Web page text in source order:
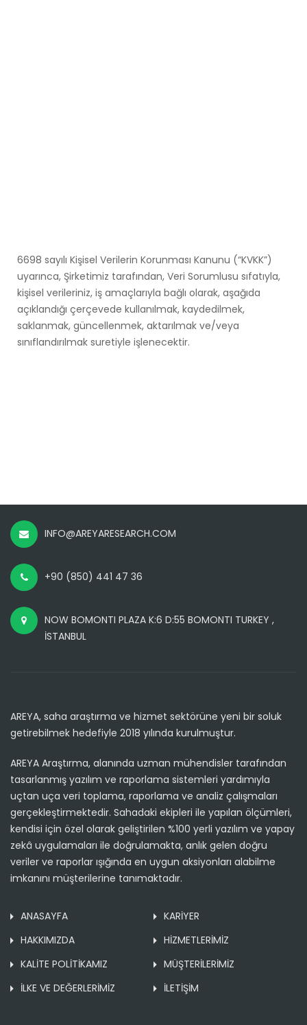
6698 sayılı Kişisel Verilerin Korunması Kanunu (“KVKK”)
uyarınca, Şirketimiz tarafından, Veri Sorumlusu sıfatıyla,
kişisel verileriniz, iş amaçlarıyla bağlı olarak, aşağıda
açıklandığı çerçevede kullanılmak, kaydedilmek,
saklanmak, güncellenmek, aktarılmak ve/veya
sınıflandırılmak suretiyle işlenecektir.
INFO@AREYARESEARCH.COM
+90 (850) 441 47 36
NOW BOMONTI PLAZA K:6 D:55 BOMONTI TURKEY ,
İSTANBUL
AREYA, saha araştırma ve hizmet sektörüne yeni bir soluk
getirebilmek hedefiyle 2018 yılında kurulmuştur.
AREYA Araştırma, alanında uzman mühendisler tarafından
tasarlanmış yazılım ve raporlama sistemleri yardımıyla
uçtan uça veri toplama, raporlama ve analiz çalışmaları
gerçekleştirmektedir. Sahadaki ekipleri ile yapılan ölçümleri,
kendisi için özel olarak geliştirilen %100 yerli yazılım ve yapay
zekâ uygulamaları ile doğrulamakta, anlık gelen doğru
veriler ve raporlar ışığında en uygun aksiyonları alabilme
imkanını müşterilerine tanımaktadır.
ANASAYFA
KARİYER
HAKKIMIZDA
HİZMETLERİMİZ
KALİTE POLİTİKAMIZ
MÜŞTERİLERİMİZ
İLKE VE DEĞERLERİMİZ
İLETİŞİM